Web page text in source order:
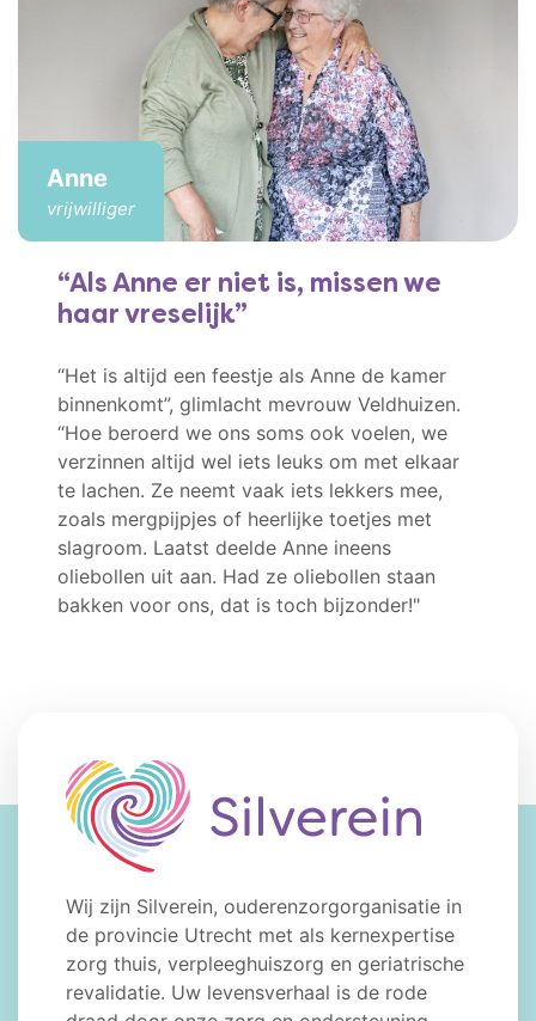
Anne
vrijwilliger
Als Anne er niet is, missen we
haar vreselijk
“Het is altijd een feestje als Anne de kamer
binnenkomt”, glimlacht mevrouw Veldhuizen.
“Hoe beroerd we ons soms ook voelen, we
verzinnen altijd wel iets leuks om met elkaar
te lachen. Ze neemt vaak iets lekkers mee,
zoals mergpijpjes of heerlijke toetjes met
slagroom. Laatst deelde Anne ineens
oliebollen uit aan. Had ze oliebollen staan
bakken voor ons, dat is toch bijzonder!"
Wij zijn Silverein, ouderenzorgorganisatie in
de provincie Utrecht met als kernexpertise
zorg thuis, verpleeghuiszorg en geriatrische
revalidatie. Uw levensverhaal is de rode